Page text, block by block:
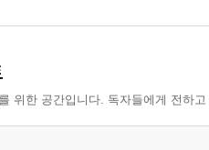
위한 공간입니다. 독자들에게 전하